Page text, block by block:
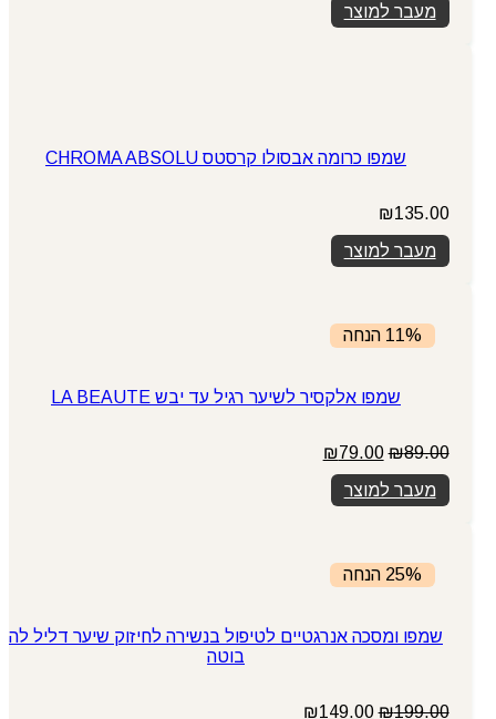
מעבר למוצר
שמפו כרומה אבסולו קרסטס CHROMA ABSOLU
₪135.00
מעבר למוצר
11% הנחה
שמפו אלקסיר לשיער רגיל עד יבש LA BEAUTE
₪89.00
המחיר
המקורי
היה:
₪89.00.
₪79.00
מעבר למוצר
25% הנחה
שמפו ומסכה אנרגטיים לטיפול בנשירה לחיזוק שיער דליל לה
בוטה
₪199.00
המחיר
₪149.00